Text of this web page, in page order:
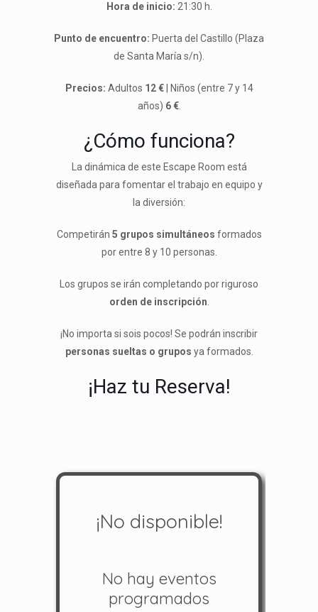
Hora de inicio: 21:30 h.
Punto de encuentro: Puerta del Castillo (Plaza
de Santa María s/n).
Precios: Adultos 12 €| Niños (entre 7 y 14
años) 6 €.
¿Cómo funciona?
La dinámica de este Escape Room está
diseñada para fomentar el trabajo en equipo y
la diversión:
Competirán 5 grupos simultáneos formados
por entre 8 y 10 personas.
Los grupos se irán completando por riguroso
orden de inscripción
¡No importa si sois pocos! Se podrán inscribir
personas sueltas o grupos ya formados.
¡Haz tu Reserva!